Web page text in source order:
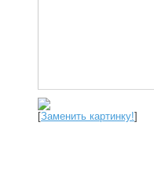
[Заменить картинку!]